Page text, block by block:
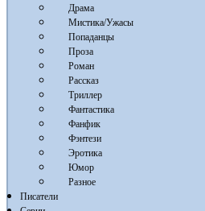
Драма
Мистика/Ужасы
Попаданцы
Проза
Роман
Рассказ
Триллер
Фантастика
Фанфик
Фэнтези
Эротика
Юмор
Разное
Писатели